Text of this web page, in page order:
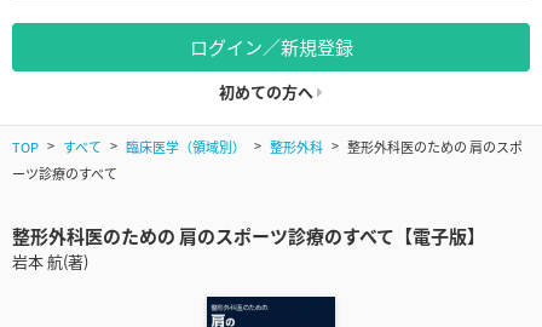
ログイン／新規登録
初めての方へ
TOP すべて 臨床医学（領域別） 整形外科
整形外科医のための 肩のスポ
ーツ診療のすべて
整形外科医のための 肩のスポーツ診療のすべて【電子版】
岩本 航(著)